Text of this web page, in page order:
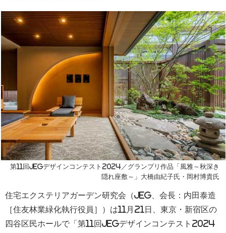
第11回JEGデザインコンテスト2024／グランプリ作品「風雅～秋深き
隠れ座敷～」大橋由紀子氏・岡村博貴氏
住宅エクステリアガーデン研究会（JEG 、会長：内田泰造
［住友林業緑化執行役員］）は11 月 21 日、東京・新宿区の
四谷区民ホールで「第11 回JEGデザインコンテスト 2024